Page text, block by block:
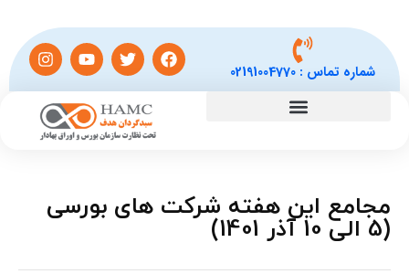
شماره تماس :02191004770
مجامع این هفته شرکت های بورسی
(5 الی 10 آذر 1401)